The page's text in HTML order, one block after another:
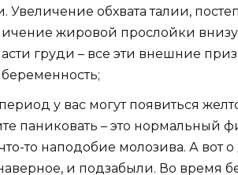
обхвата талии,
жировой прослойки
груди – все эти внешние
у вас могут появиться
паниковать – это нормальный
то наподобие молозива. А вот
и подзабыли. Во время